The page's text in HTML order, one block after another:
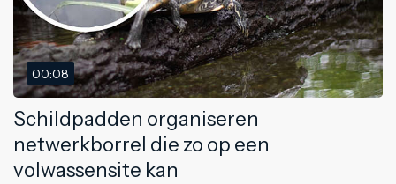
00:08
Schildpadden organiseren
netwerkborrel die zo op een
volwassensite kan